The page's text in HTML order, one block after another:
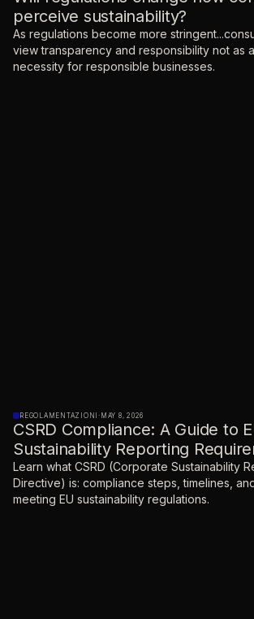
perceive sustainability?
As regulations become more
view transparency and responsibility not as
necessity for responsible businesses.
REGOLAMENTAZIONI · MAY 8, 2026
CSRD Compliance: A Guide to
Sustainability Reporting
Learn what CSRD (Corporate Sustainability
Directive) is: compliance steps, timelines,
meeting EU sustainability regulations.